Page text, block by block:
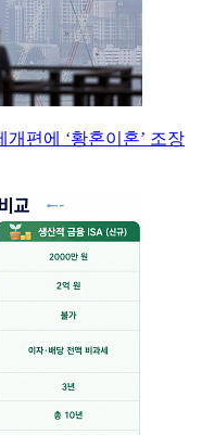
개편에 ‘황혼이혼’ 조장